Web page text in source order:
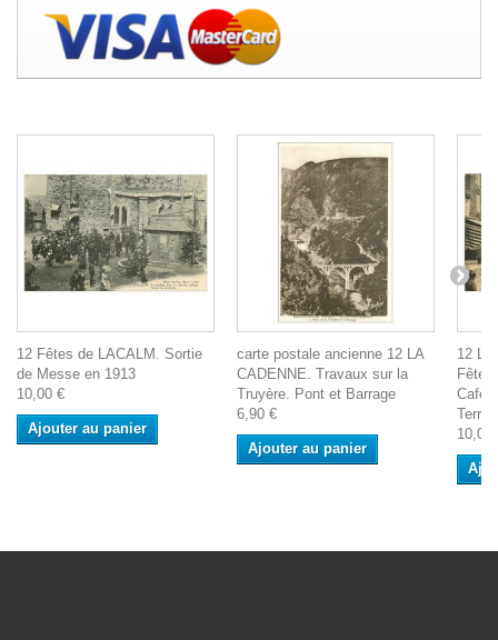
12 Fêtes de LACALM. Sortie
de Messe en 1913
10,00 €
Ajouter au panier
carte postale ancienne 12 LA
CADENNE. Travaux sur la
Truyère. Pont et Barrage
6,90 €
Ajouter au panier
12
Fêtes
Café
10,00